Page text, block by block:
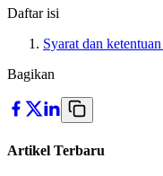
Daftar isi
Syarat dan
Bagikan
Artikel Terbaru